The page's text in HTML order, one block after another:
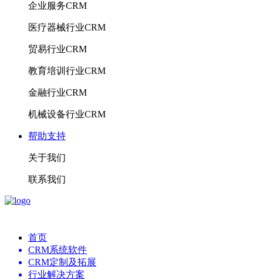
企业服务CRM
医疗器械行业CRM
贸易行业CRM
教育培训行业CRM
金融行业CRM
机械设备行业CRM
帮助支持
关于我们
联系我们
首页
CRM系统软件
CRM定制及拓展
行业解决方案